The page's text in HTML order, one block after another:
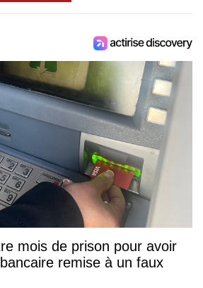
mois de prison pour avoir
remise à un faux